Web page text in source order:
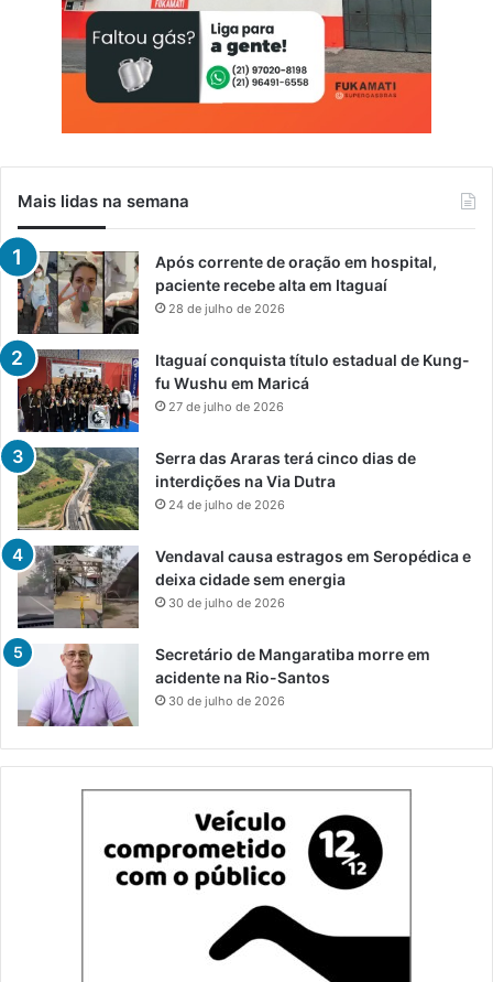
Mais lidas na semana
Após corrente de oração em hospital,
paciente recebe alta em Itaguaí
28 de julho de 2026
Itaguaí conquista título estadual de Kung-
fu Wushu em Maricá
27 de julho de 2026
Serra das Araras terá cinco dias de
interdições na Via Dutra
24 de julho de 2026
Vendaval causa estragos em Seropédica e
deixa cidade sem energia
30 de julho de 2026
Secretário de Mangaratiba morre em
acidente na Rio-Santos
30 de julho de 2026